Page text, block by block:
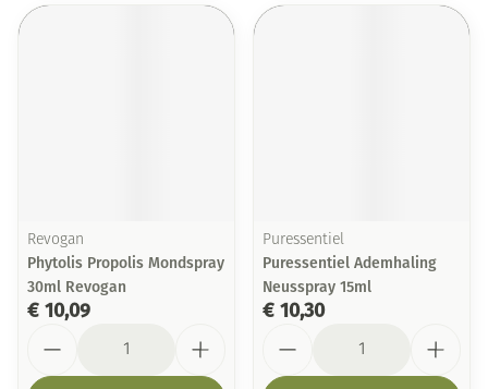
Revogan
Phytolis Propolis Mondspray
30ml Revogan
€ 10,09
Puressentiel
Puressentiel Ademhaling
Neusspray 15ml
€ 10,30